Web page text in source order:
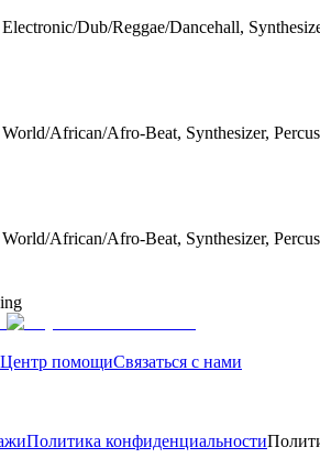
Electronic/Dub/Reggae/Dancehall,
World/African/Afro-Beat, Synthesizer,
World/African/Afro-Beat, Synthesizer,
Центр помощиСвязаться с нами
Политика конфиденциальности